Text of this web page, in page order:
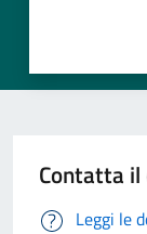
Contatta il
Leggi le